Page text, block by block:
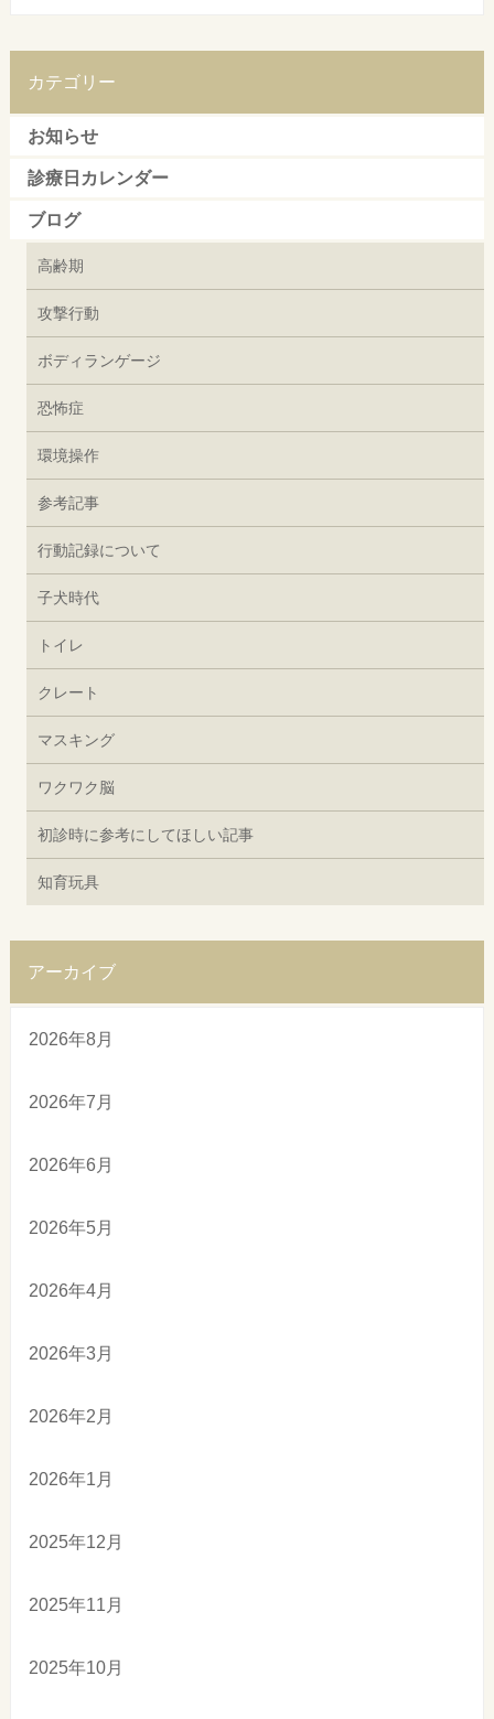
カテゴリー
お知らせ
診療日カレンダー
ブログ
高齢期
攻撃行動
ボディランゲージ
恐怖症
環境操作
参考記事
行動記録について
子犬時代
トイレ
クレート
マスキング
ワクワク脳
初診時に参考にしてほしい記事
知育玩具
アーカイブ
2026年8月
2026年7月
2026年6月
2026年5月
2026年4月
2026年3月
2026年2月
2026年1月
2025年12月
2025年11月
2025年10月